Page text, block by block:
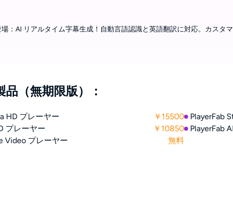
場：AI リアルタイム字幕生成！自動言語認識と英語翻訳に対応。カスタ
（無期限版）：
HD プレーヤー ￥15500 PlayerFab
プレーヤー
￥10850 PlayerFab
Video プレーヤー
無料